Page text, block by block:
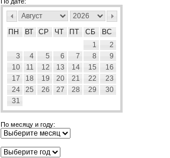
ПН ВТ СР ЧТ ПТ СБ
ВС
1
2
3
4 5 6 7 8
9
10
11 12 13 14 15
16
17
18 19 20 21 22
23
24
25 26 27 28 29
30
31
По месяцу и году: